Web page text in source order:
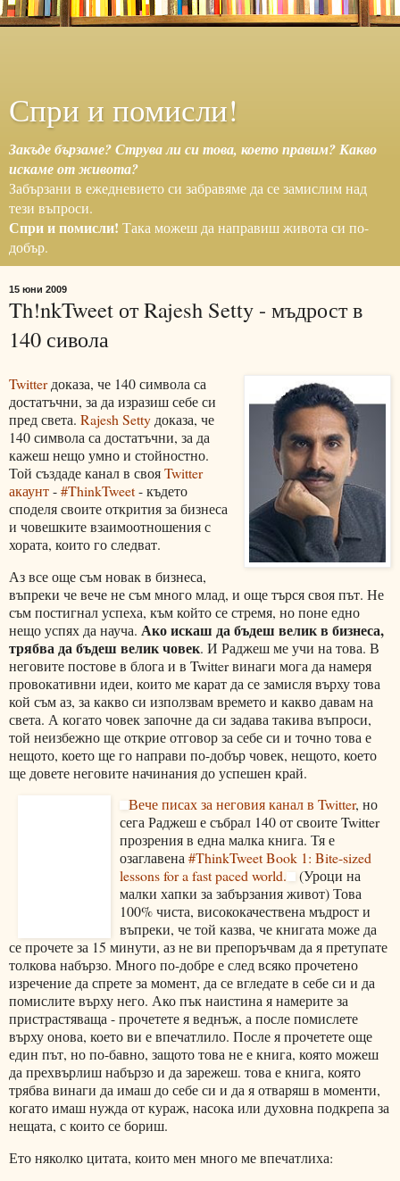
Спри и помисли!
Закъде бързаме? Струва ли си това, което правим? Какво
искаме от живота?
Забързани в ежедневието си забравяме да се замислим над
тези въпроси.
Спри и помисли! Така можеш да направиш живота си по-
добър.
15 юни 2009
Th!nkTweet от Rajesh Setty - мъдрост в
140 сивола
Twitterдоказа, че 140 символа са
достатъчни, за да изразиш себе си
пред света. Rajesh Setty доказа, че
140 символа са достатъчни, за да
кажеш нещо умно и стойностно.
Той създаде канал в свояTwitter
акаунт-#ThinkTweet- където
споделя своите открития за бизнеса
и човешките взаимоотношения с
хората, които го следват.
Аз все още съм новак в бизнеса,
въпреки че вече не съм много млад, и още търся своя път. Не
съм постигнал успеха, към който се стремя, но поне едно
нещо успях да науча. Ако искаш да бъдеш велик в бизнеса,
трябва да бъдеш велик човек. И Раджеш ме учи на това. В
неговите постове в блога и в Twitter винаги мога да намеря
провокативни идеи, които ме карат да се замисля върху това
кой съм аз, за какво си използвам времето и какво давам на
света. А когато човек започне да си задава такива въпроси,
той неизбежно ще открие отговор за себе си и точно това е
нещото, което ще го направи по-добър човек, нещото, което
ще довете неговите начинания до успешен край.
Вече писах за неговия канал в Twitter, но
сега Раджеш е събрал 140 от своите Twitter
прозрения в една малка книга. Тя е
озаглавена#ThinkTweet Book 1: Bite-sized
lessons for a fast paced world.
(Уроци на
малки хапки за забързания живот) Това
100% чиста, висококачествена мъдрост и
въпреки, че той казва, че книгата може да
се прочете за 15 минути, аз не ви препоръчвам да я претупате
толкова набързо. Много по-добре е след всяко прочетено
изречение да спрете за момент, да се вгледате в себе си и да
помислите върху него. Ако пък наистина я намерите за
пристрастяваща - прочетете я веднъж, а после помислете
върху онова, което ви е впечатлило. После я прочетете още
един път, но по-бавно, защото това не е книга, която можеш
да прехвърлиш набързо и да зарежеш. това е книга, която
трябва винаги да имаш до себе си и да я отваряш в моменти,
когато имаш нужда от кураж, насока или духовна подкрепа за
нещата, с които се бориш.
Ето няколко цитата, които мен много ме впечатлиха: